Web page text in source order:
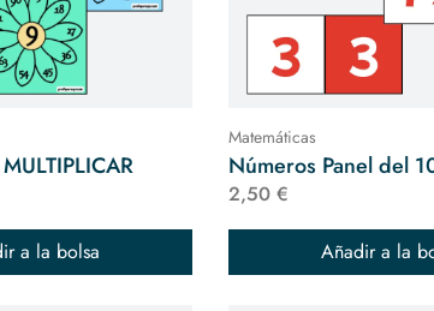
a la bolsa
Matemáticas
Números Panel del
2,50 €
Añadir a la